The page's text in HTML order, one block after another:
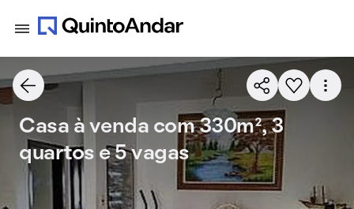
Casa à venda com 330m², 3
quartos e 5 vagas